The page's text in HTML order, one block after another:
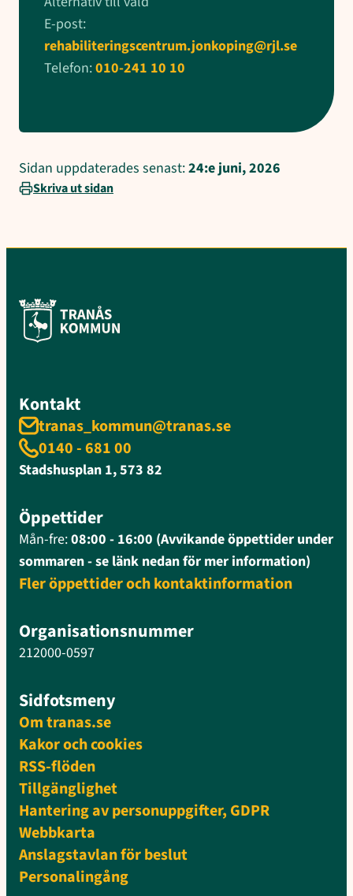
E-post:
rehabiliteringscentrum.jonkoping@rjl.se
Telefon:010-241 10 10
Sidan uppdaterades senast:24:e juni, 2026
Skriva ut sidan
Kontakt
tranas_kommun@tranas.se
0140 - 681 00
Stadshusplan 1, 573 82
Öppettider
Mån-fre:08:00 - 16:00 (Avvikande öppettider under
sommaren - se länk nedan för mer information)
Fler öppettider och kontaktinformation
Organisationsnummer
212000-0597
Sidfotsmeny
Om tranas.se
Kakor och cookies
RSS-flöden
Tillgänglighet
Hantering av personuppgifter, GDPR
Webbkarta
Anslagstavlan för beslut
Personalingång